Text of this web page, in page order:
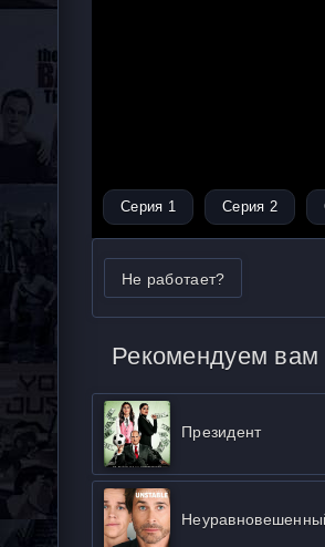
Серия 1 Серия 2
Не работает?
Рекомендуем вам
Президент